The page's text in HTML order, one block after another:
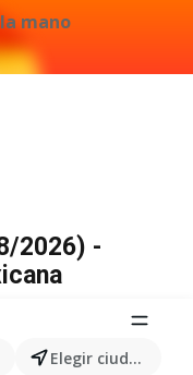
mano
Elegir ciudad
2026) -